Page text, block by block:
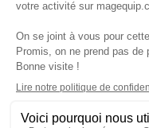
VOS DEMANDES
NOTRE SOCIETE
CGV Données